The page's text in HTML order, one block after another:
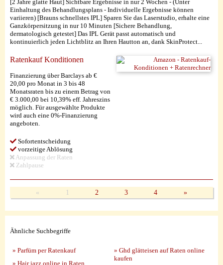
[2 Jahre glatte Haut] Sichtbare Ergebnisse in nur 2 Wochen - (Unter
Einhaltung des Behandlungsplans - Individuelle Ergebnisse können
variieren) [Brauns schnellstes IPL] Sparen Sie das Laserstudio, erhalte eine
Ganzkörpersitzung in nur 10 Minuten [Sichere Behandlung,
dermatologisch getestet] Das IPL Gerät passt automatisch und
kontinuierlich jeden Lichtblitz an Ihren Hautton an, dank SkinProtect...
Ratenkauf Konditionen
Finanzierung über Barclays ab €
20,00 pro Monat in 3 bis 48
Monatsraten bis zu einem Betrag von
€ 3.000,00 bei 10,39% eff. Jahreszins
möglich. Für ausgewählte Produkte
wird auch eine 0%-Finanzierung
angeboten.
Sofortentscheidung
vorzeitige Ablösung
Anpassung der Raten
Zahlpause
« 1 2 3 4 »
Ähnliche Suchbegriffe
» Parfüm per Ratenkauf
» Hair jazz online in Raten
» Ghd glätteisen auf Raten online
kaufen